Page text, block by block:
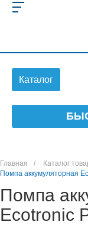
Каталог
Главная / Каталог
Помпа аккумуляторная
Помпа
Ecotronic